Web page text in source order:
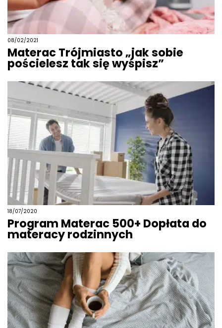
08/02/2021
Materac Trójmiasto „jak sobie
pościelesz tak się wyśpisz”
18/07/2020
Program Materac 500+ Dopłata do
materacy rodzinnych